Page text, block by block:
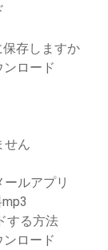
存しますか
ロード
せん
ルアプリ
する方法
ロード